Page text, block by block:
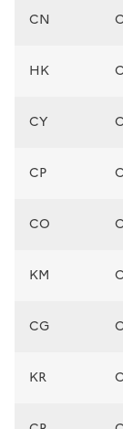
CN
HK
CY
CP
CO
KM
CG
KR